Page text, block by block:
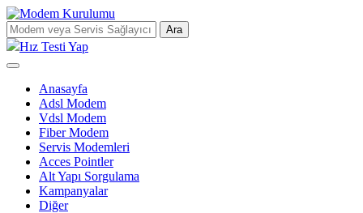
Ara
Hız Testi Yap
Anasayfa
Adsl Modem
Vdsl Modem
Fiber Modem
Servis Modemleri
Acces Pointler
Alt Yapı Sorgulama
Kampanyalar
Diğer